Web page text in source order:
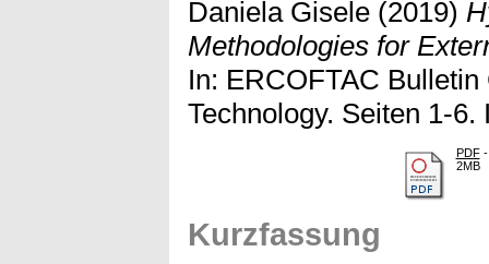
Daniela Gisele (2019)
Methodologies for
In: ERCOFTAC
Technology. Seiten 1-6.
PDF-
2MB
Kurzfassung